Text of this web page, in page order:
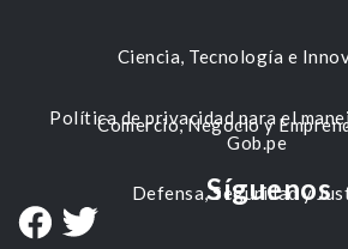
Ciencia, Tecnología e
Comercio, Negocio y
Defensa, Seguridad y
Política de privacidad para el
Gob.pe
Síguenos